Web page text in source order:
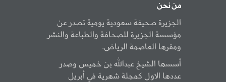
من نحن
الجزيرة صحيفة سعودية يومية تصدر عن
مؤسسة الجزيرة للصحافة والطباعة والنشر
ومقرها العاصمة الرياض.
أسسها الشيخ عبدالله بن خميس وصدر
عددها الاول كمجلة شهرية في أبريل